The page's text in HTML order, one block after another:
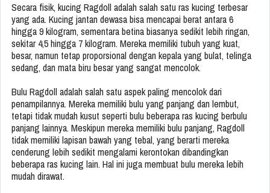
Secara fisik, kucing Ragdoll adalah salah satu ras kucing terbesar
yang ada. Kucing jantan dewasa bisa mencapai berat antara 6
hingga 9 kilogram, sementara betina biasanya sedikit lebih ringan,
sekitar 4,5 hingga 7 kilogram. Mereka memiliki tubuh yang kuat,
besar, namun tetap proporsional dengan kepala yang bulat, telinga
sedang, dan mata biru besar yang sangat mencolok.
Bulu Ragdoll adalah salah satu aspek paling mencolok dari
penampilannya. Mereka memiliki bulu yang panjang dan lembut,
tetapi tidak mudah kusut seperti bulu beberapa ras kucing berbulu
panjang lainnya. Meskipun mereka memiliki bulu panjang, Ragdoll
tidak memiliki lapisan bawah yang tebal, yang berarti mereka
cenderung lebih sedikit mengalami kerontokan dibandingkan
beberapa ras kucing lain. Hal ini juga membuat bulu mereka lebih
mudah dirawat.